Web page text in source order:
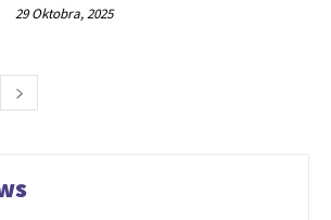
29 Oktobra, 2025